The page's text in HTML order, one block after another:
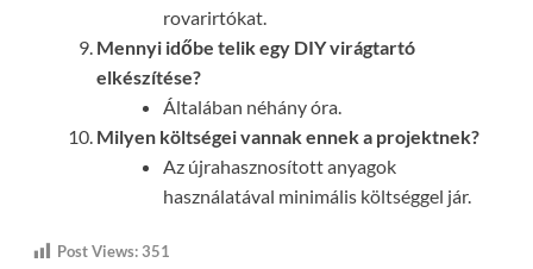
rovarirtókat.
Mennyi időbe telik egy DIY virágtartó
elkészítése?
Általában néhány óra.
Milyen költségei vannak ennek a projektnek?
Az újrahasznosított anyagok
használatával minimális költséggel jár.
Post Views:351